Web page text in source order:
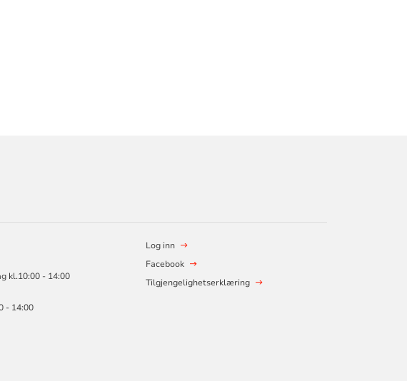
kl.10:00 - 14:00
- 14:00
Log inn
Facebook
Tilgjengelighetserklæring